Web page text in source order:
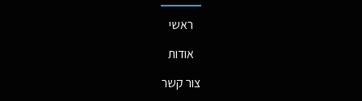
ראשי
אודות
צור קשר